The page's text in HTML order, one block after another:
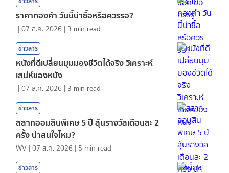
ราคาทองคํา วันนี้น่าซื้อหรือควรรอ?
|07 ส.ค. 2026 | 3 min read
ข่าวสาร
หนังที่ดีเปลี่ยนมุมมองชีวิตได้จริง วิเคราะห์
เสน่ห์ของหนัง
|07 ส.ค. 2026 | 3 min read
ข่าวสาร
สลากออมสินพิเศษ 5 ปี ลุ้นรางวัลเดือนละ 2
ครั้ง น่าสนใจไหม?
WV |07 ส.ค. 2026 | 5 min read
ข่าวสาร